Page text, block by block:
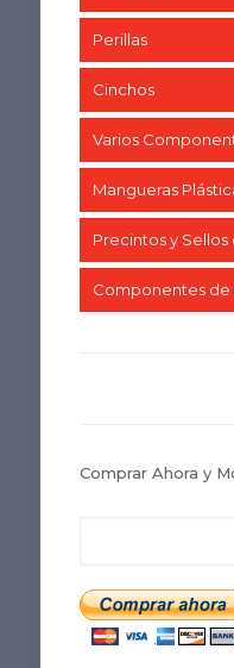
Perillas
Cinchos
Varios
Mangueras
Precintos y
Componentes de
Comprar Ahora y